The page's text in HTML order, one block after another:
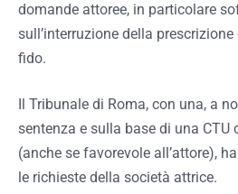
domande attoree, in particolare
sull’interruzione della
fido.
Il Tribunale di Roma, con una, a
sentenza e sulla base di una CTU
(anche se favorevole all’attore),
le richieste della società attrice.